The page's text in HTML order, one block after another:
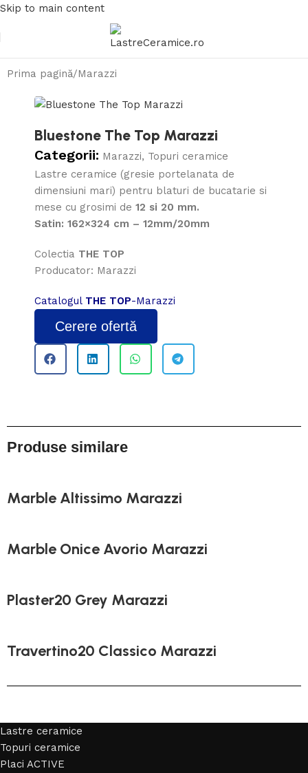
Skip to main content
Prima pagină/Marazzi
Bluestone The Top Marazzi
Categorii: Marazzi, Topuri ceramice
Lastre ceramice (gresie portelanata de
dimensiuni mari) pentru blaturi de bucatarie si
mese cu grosimi de 12 si 20 mm.
Satin: 162×324 cm – 12mm/20mm
Colectia THE TOP
Producator: Marazzi
Catalogul THE TOP-Marazzi
Cerere ofertă
Produse similare
Marble Altissimo Marazzi
Marble Onice Avorio Marazzi
Plaster20 Grey Marazzi
Travertino20 Classico Marazzi
Lastre ceramice
Topuri ceramice
Placi ACTIVE